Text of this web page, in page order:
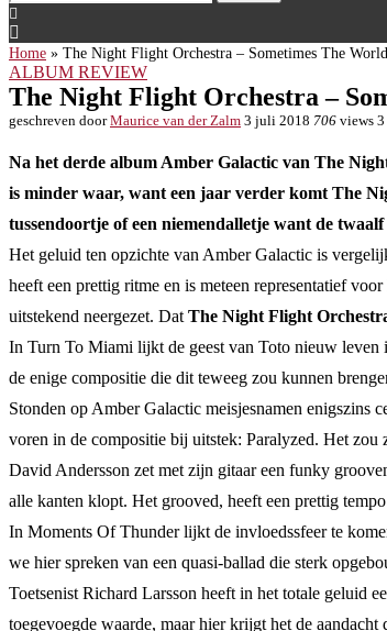
Home » The Night Flight Orchestra – Sometimes The
ALBUM REVIEW
The Night Flight Orchestra –
geschreven doorMaurice van der Zalm 3 juli 2018 706 views
Na het derde album Amber Galactic van The
is minder waar, want een jaar verder komt The
tussendoortje of een niemendalletje want de
Het geluid ten opzichte van Amber Galactic is
heeft een prettig ritme en is meteen representatief
uitstekend neergezet. Dat The Night Flight
In Turn To Miami lijkt de geest van Toto nieuw leven
de enige compositie die dit teweeg zou kunnen
Stonden op Amber Galactic meisjesnamen enigszins
voren in de compositie bij uitstek: Paralyzed. Het zou
David Andersson zet met zijn gitaar een funky
alle kanten klopt. Het grooved, heeft een prettig
In Moments Of Thunder lijkt de invloedssfeer te
we hier spreken van een quasi-ballad die sterk
Toetsenist Richard Larsson heeft in het totale geluid
toegevoegde waarde, maar hier krijgt het de